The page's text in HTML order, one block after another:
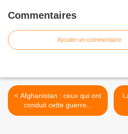
Commentaires
Ajouter un commentaire
< Afghanistan : ceux qui ont
conduit cette guerre...